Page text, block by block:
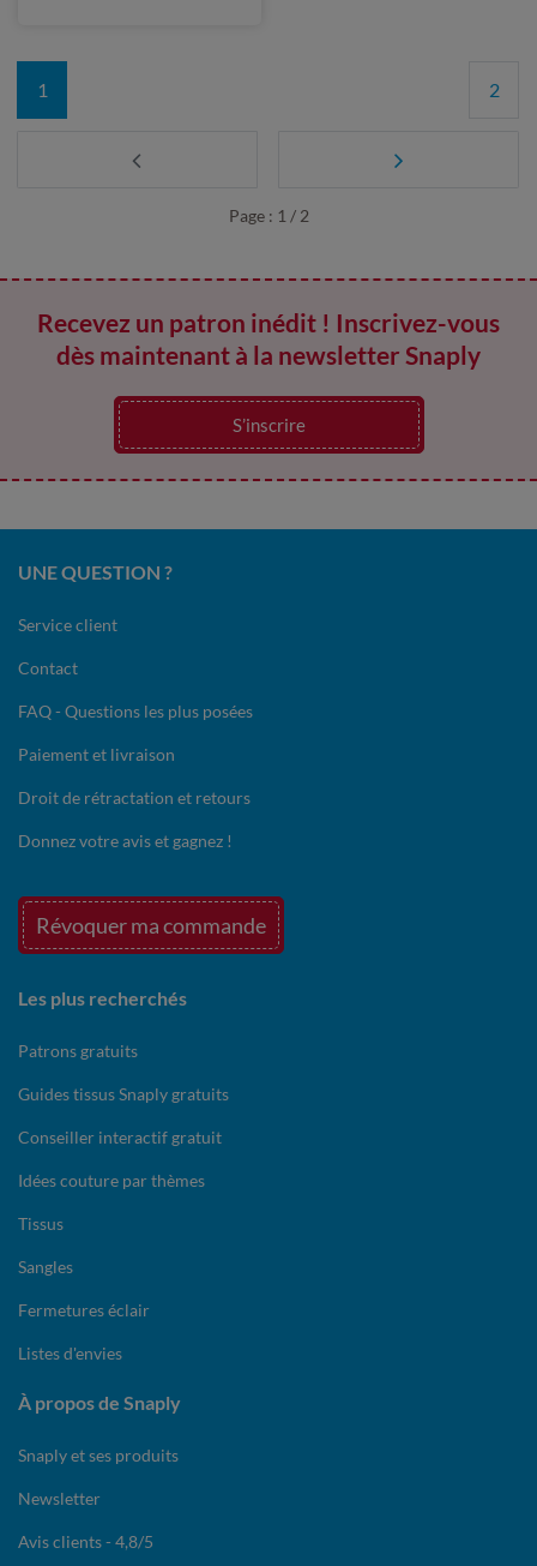
1 2
Page : 1 / 2
Recevez un patron inédit ! Inscrivez-vous
dès maintenant à la newsletter Snaply
S’inscrire
UNE QUESTION ?
Service client
Contact
FAQ - Questions les plus posées
Paiement et livraison
Droit de rétractation et retours
Donnez votre avis et gagnez !
Révoquer ma commande
Les plus recherchés
Patrons gratuits
Guides tissus Snaply gratuits
Conseiller interactif gratuit
Idées couture par thèmes
Tissus
Sangles
Fermetures éclair
Listes d'envies
À propos de Snaply
Snaply et ses produits
Newsletter
Avis clients - 4,8/5